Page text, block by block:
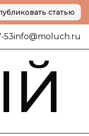
статью
53info@moluch.ru